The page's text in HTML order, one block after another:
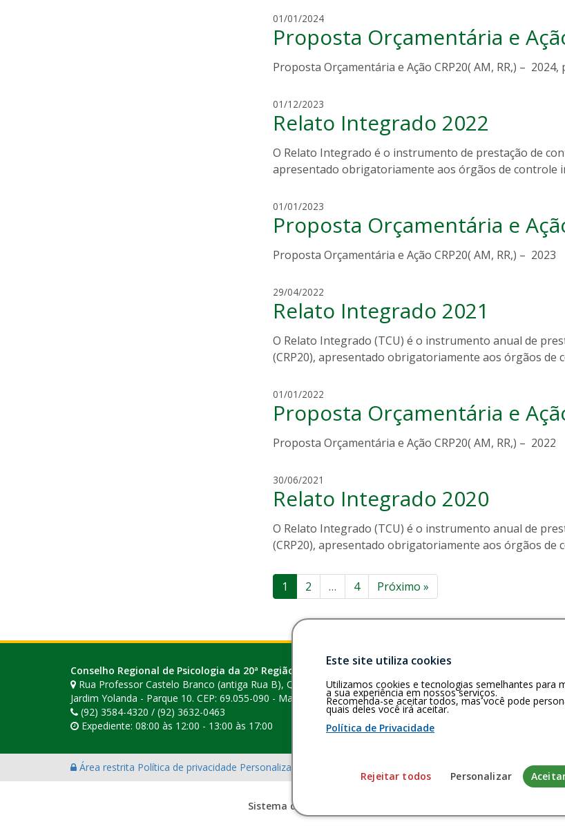
o
r
e
01/01/2024c
l
a
i
c
o
r
e
Proposta Orçamentária e
Proposta Orçamentária e Ação CRP20( AM, RR,) –
01/12/2023c
l
a
i
d
o
r
e
Relato Integrado 2022
O Relato Integrado é o instrumento de prestação de
apresentado obrigatoriamente aos órgãos de controle
01/01/2023c
l
a
i
c
o
r
e
Proposta Orçamentária e
Proposta Orçamentária e Ação CRP20( AM, RR,) – 2023
29/04/2022m
a
r
i
a
t
r
e
a
n
a
o
Relato Integrado 2021
O Relato Integrado (TCU) é o instrumento anual de
(CRP20), apresentado obrigatoriamente aos órgãos de
01/01/2022c
l
a
i
o
r
e
Proposta Orçamentária e
Proposta Orçamentária e Ação CRP20( AM, RR,) – 2022
30/06/2021
a
r
i
a
t
e
z
r
n
d
a
o
Relato Integrado 2020
O Relato Integrado (TCU) é o instrumento anual de
(CRP20), apresentado obrigatoriamente aos órgãos de
Paginação
de
posts
1 2 … 4 Próximo »
Conselho Regional de Psicologia da 20ª Região (AM e RR)
Rua Professor Castelo Branco (antiga Rua B), Quadra 5, Casa 01, Cj.
Jardim Yolanda - Parque 10. CEP: 69.055-090 - Manaus/AM
(92) 3584-4320 / (92) 3632-0463
Expediente: 08:00 às 12:00 - 13:00 às 17:00
Área restrita Política de privacidade Personalização de cookies
Sistema desenvolvido pela Gerência de Tecnologia da Informação
Este site utiliza cookies
Utilizamos cookies e tecnologias semelhantes para
a sua experiência em nossos serviços.
Recomenda-se aceitar todos, mas você pode
quais deles você irá aceitar.
Política de Privacidade
Rejeitar todos Personalizar